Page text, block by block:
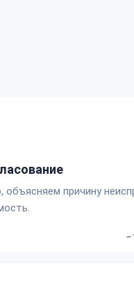
объясняем причину